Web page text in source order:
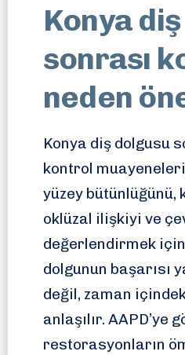
Konya
sonrası
neden
Konya diş dolgusu
kontrol
yüzey bütünlüğünü,
oklüzal ilişkiyi ve
değerlendirmek
dolgunun başarısı
değil, zaman
anlaşılır. AAPD’ye
restorasyonların